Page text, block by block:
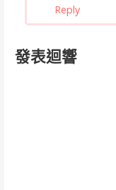
Reply
發表迴響